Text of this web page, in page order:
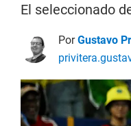
El seleccionado
PorGustavo